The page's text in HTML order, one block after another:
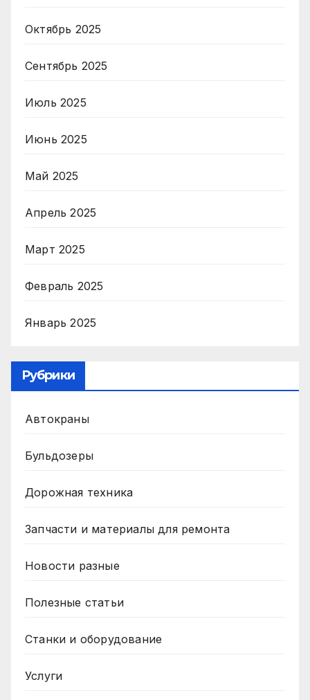
Октябрь 2025
Сентябрь 2025
Июль 2025
Июнь 2025
Май 2025
Апрель 2025
Март 2025
Февраль 2025
Январь 2025
Рубрики
Автокраны
Бульдозеры
Дорожная техника
Запчасти и материалы для ремонта
Новости разные
Полезные статьи
Станки и оборудование
Услуги